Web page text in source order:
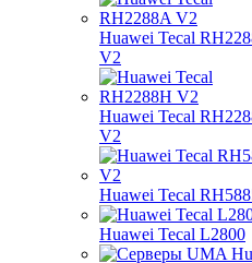
Huawei Tecal
V2
Huawei Tecal
V2
Huawei Tecal
Huawei Tecal L2800